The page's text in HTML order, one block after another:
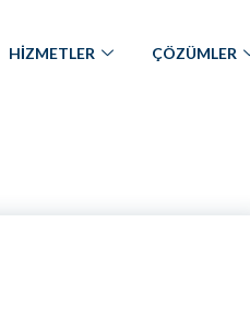
HİZMETLER ÇÖZÜMLER